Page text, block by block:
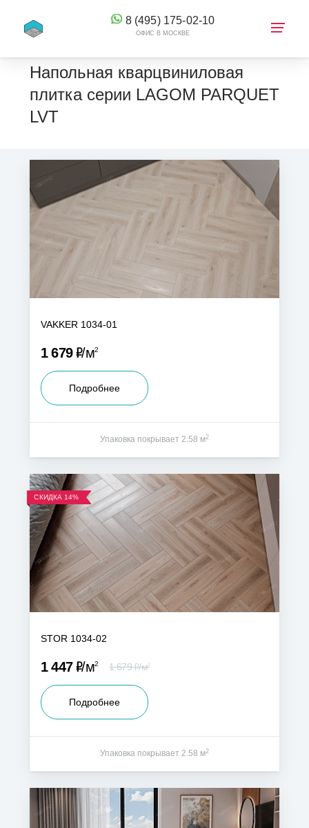
8 (495) 175-02-10
ОФИС В МОСКВЕ
КОРЗИНА
Напольная кварцвиниловая
плитка серии LAGOM PARQUET
LVT
VAKKER 1034-01
1 679Р м2
Подробнее
Упаковка покрывает 2.58 м2
СКИДКА 14%
STOR 1034-02
1 679Р м2
1 447Р м2
Подробнее
Упаковка покрывает 2.58 м2